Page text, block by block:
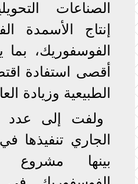
الصناعات
إنتاج الأسمدة
الفوسفوريك،
أقصى استفادة
الطبيعية وزيادة
ولفت إلى عدد
الجاري تنفيذها
بينها